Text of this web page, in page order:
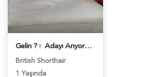
Gelin ?‍♀️ Adayı Arıyoruz? - 9320
British Shorthair
1 Yaşında